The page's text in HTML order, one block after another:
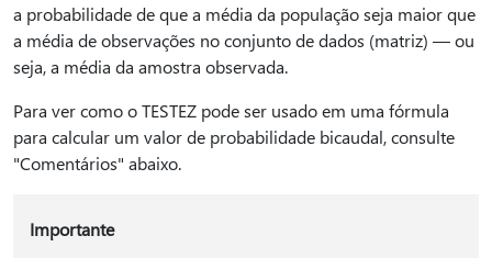
a probabilidade de que a média da população seja maior que
a média de observações no conjunto de dados (matriz) — ou
seja, a média da amostra observada.
Para ver como o TESTEZ pode ser usado em uma fórmula
para calcular um valor de probabilidade bicaudal, consulte
"Comentários" abaixo.
Importante